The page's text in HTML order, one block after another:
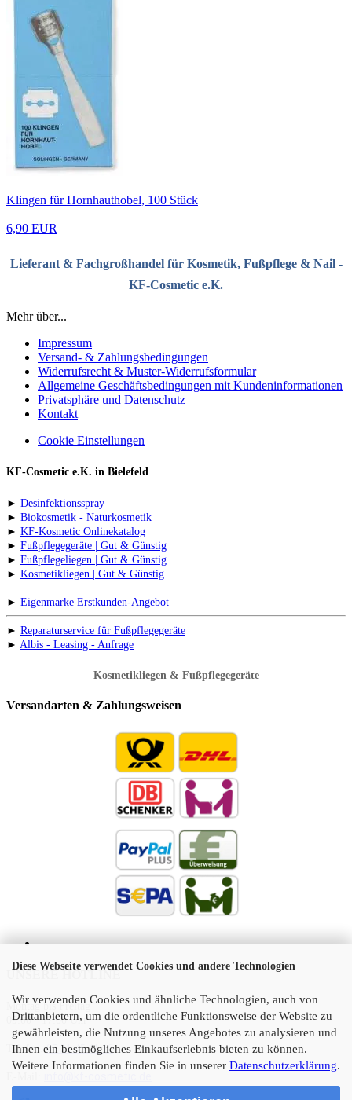
Diese Webseite verwendet Cookies und andere Technologien
Wir verwenden Cookies und ähnliche Technologien, auch von
Drittanbietern, um die ordentliche Funktionsweise der Website zu
gewährleisten, die Nutzung unseres Angebotes zu analysieren und
Ihnen ein bestmögliches Einkaufserlebnis bieten zu können.
Weitere Informationen finden Sie in unserer Datenschutzerklärung.
Klingen für Hornhauthobel, 100 Stück
6,90 EUR
Lieferant & Fachgroßhandel für Kosmetik, Fußpflege & Nail -
KF-Cosmetic e.K.
Mehr über...
Impressum
Versand- & Zahlungsbedingungen
Widerrufsrecht & Muster-Widerrufsformular
Allgemeine Geschäftsbedingungen mit Kundeninformationen
Privatsphäre und Datenschutz
Kontakt
Cookie Einstellungen
KF-Cosmetic e.K. in Bielefeld
► Desinfektionsspray
► Biokosmetik - Naturkosmetik
► KF-Kosmetic Onlinekatalog
► Fußpflegegeräte | Gut & Günstig
► Fußpflegeliegen | Gut & Günstig
► Kosmetikliegen | Gut & Günstig
► Eigenmarke Erstkunden-Angebot
► Reparaturservice für Fußpflegegeräte
► Albis - Leasing - Anfrage
Kosmetikliegen & Fußpflegegeräte
Versandarten & Zahlungsweisen
Montag bis Freitag
09:00 - 17:00 Uhr
Telefon:05 21 45 11 10